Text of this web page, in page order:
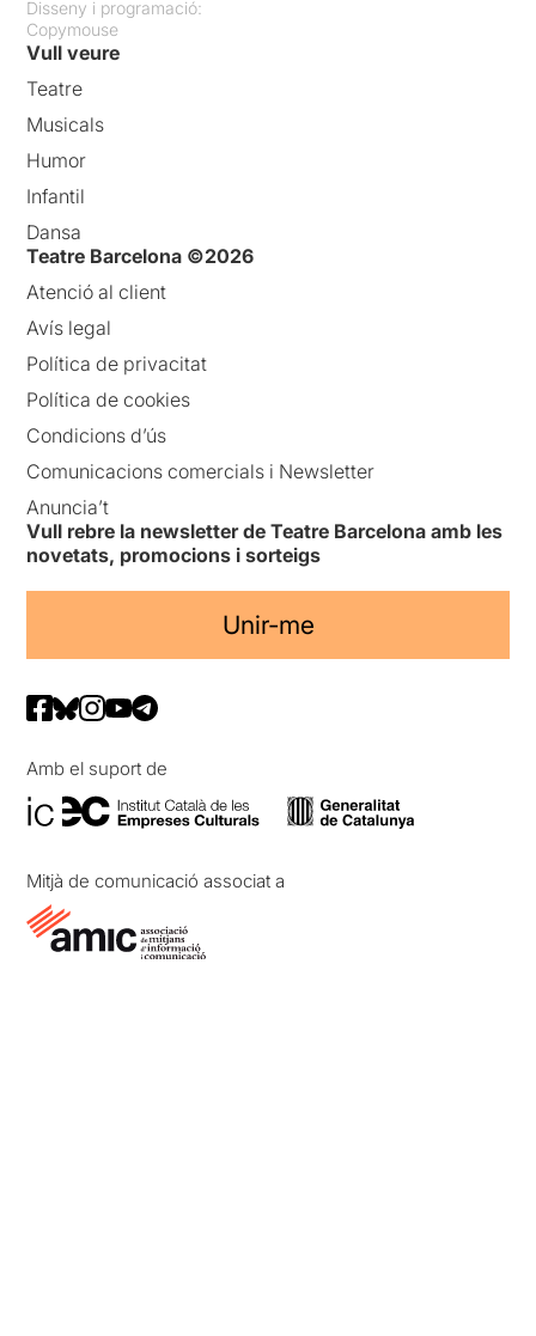
Disseny i programació:
Copymouse
Vull veure
Teatre
Musicals
Humor
Infantil
Dansa
Teatre Barcelona ©2026
Atenció al client
Avís legal
Política de privacitat
Política de cookies
Condicions d’ús
Comunicacions comercials i Newsletter
Anuncia’t
Vull rebre la newsletter de Teatre Barcelona amb les
novetats, promocions i sorteigs
Unir-me
Amb el suport de
Mitjà de comunicació associat a